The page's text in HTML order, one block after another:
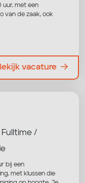
uur, met een
van de zaak, ook
vacature
Fulltime /
bij een
met klussen die